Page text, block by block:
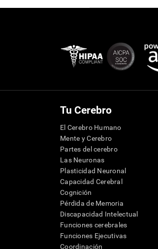
Tu Cerebro
El Cerebro Humano
Mente y Cerebro
Partes del cerebro
Las Neuronas
Plasticidad Neuronal
Capacidad Cerebral
Cognición
Pérdida de Memoria
Discapacidad Intelectual
Funciones cerebrales
Funciones Ejecutivas
Coordinación